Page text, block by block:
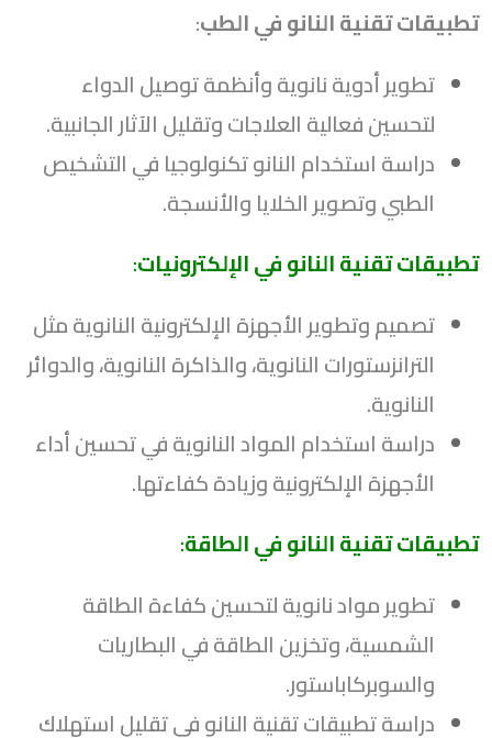
تطبيقات تقنية النانو في الطب:
تطوير أدوية نانوية وأنظمة توصيل الدواء
لتحسين فعالية العلاجات وتقليل الآثار الجانبية.
دراسة استخدام النانو تكنولوجيا في التشخيص
الطبي وتصوير الخلايا والأنسجة.
تطبيقات تقنية النانو في الإلكترونيات:
تصميم وتطوير الأجهزة الإلكترونية النانوية مثل
الترانزستورات النانوية، والذاكرة النانوية، والدوائر
النانوية.
دراسة استخدام المواد النانوية في تحسين أداء
الأجهزة الإلكترونية وزيادة كفاءتها.
تطبيقات تقنية النانو في الطاقة:
تطوير مواد نانوية لتحسين كفاءة الطاقة
الشمسية، وتخزين الطاقة في البطاريات
والسوبركاباستور.
دراسة تطبيقات تقنية النانو في تقليل استهلاك